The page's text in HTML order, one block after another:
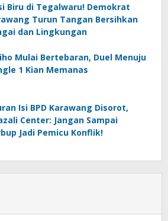
Biru di Tegalwaru! Demokrat
Turun Tangan Bersihkan
dan Lingkungan
Mulai Bertebaran, Duel Menuju
1 Kian Memanas
Isi BPD Karawang Disorot,
Center: Jangan Sampai
Jadi Pemicu Konflik!